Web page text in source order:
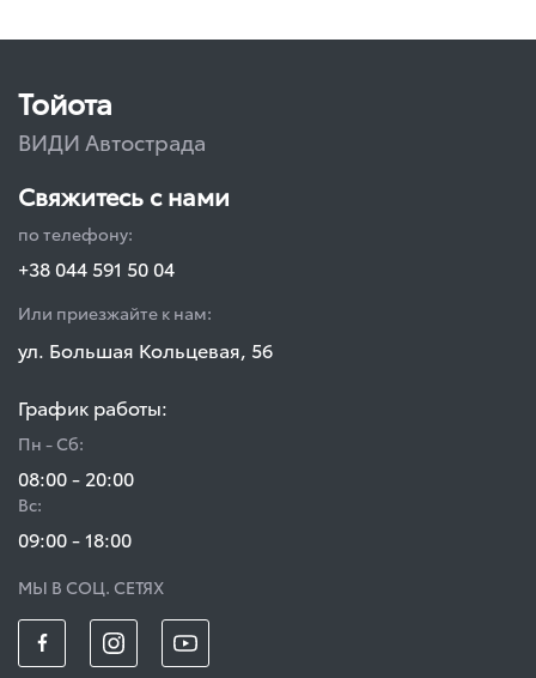
Тойота
ВИДИ Автострада
Свяжитесь с нами
по телефону:
+38 044 591 50 04
Или приезжайте к нам:
ул. Большая Кольцевая, 56
График работы:
Пн - Сб:
08:00 - 20:00
Вс:
09:00 - 18:00
МЫ В СОЦ. СЕТЯХ